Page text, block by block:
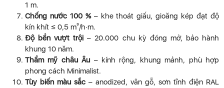
1 m.
Chống nước 100 %– khe thoát giấu, gioăng kép đạt độ
kín khít ≤ 0,5 m³/h·m.
Độ bền vượt trội – 20.000 chu kỳ đóng mở, bảo hành
khung 10 năm.
Thẩm mỹ châu Âu – kính rộng, khung mảnh, phù hợp
phong cách Minimalist.
Tùy biến màu sắc – anodized, vân gỗ, sơn tĩnh điện RAL